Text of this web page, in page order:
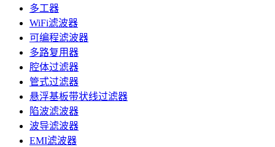
多工器
WiFi滤波器
可编程滤波器
多路复用器
腔体过滤器
管式过滤器
悬浮基板带状线过滤器
陷波滤波器
波导滤波器
EMI滤波器